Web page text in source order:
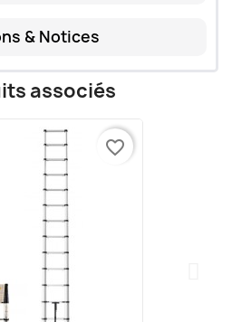
& Notices
associés
favorite_border